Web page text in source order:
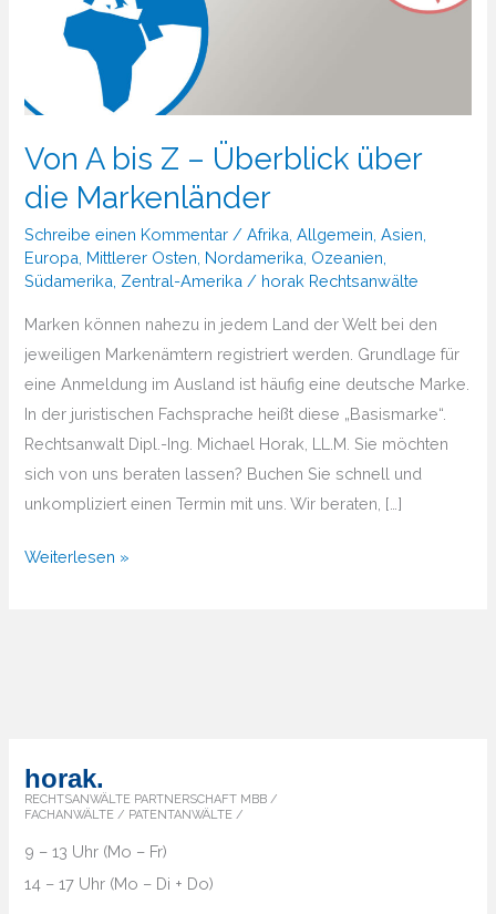
Von A bis Z – Überblick über
die Markenländer
Schreibe einen Kommentar /Afrika ,Allgemein ,Asien
Europa Mittlerer Osten Nordamerika Ozeanien
Südamerika Zentral-Amerika / horak Rechtsanwälte
Marken können nahezu in jedem Land der Welt bei den
jeweiligen Markenämtern registriert werden. Grundlage für
eine Anmeldung im Ausland ist häufig eine deutsche Marke.
In der juristischen Fachsprache heißt diese „Basismarke“.
Rechtsanwalt Dipl.-Ing. Michael Horak, LL.M. Sie möchten
sich von uns beraten lassen? Buchen Sie schnell und
unkompliziert einen Termin mit uns. Wir beraten, […]
Von
die
Markenländer
Weiterlesen »
horak.
RECHTSANWÄLTE PARTNERSCHAFT MBB /
FACHANWÄLTE / PATENTANWÄLTE /
9 – 13 Uhr (Mo – Fr)
14 – 17 Uhr (Mo – Di + Do)